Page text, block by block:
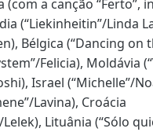
(com a canção “Ferto”,
(“Liekinheitin”/Linda
Bélgica (“Dancing on
Felicia), Moldávia
Israel (“Michelle”/
Lavina), Croácia
Lituânia (“Sólo